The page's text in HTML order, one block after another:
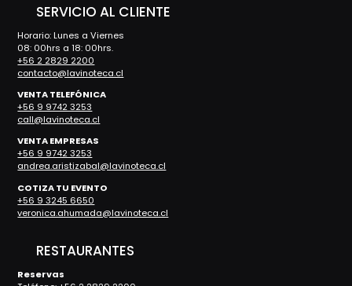
SERVICIO AL CLIENTE
Horario: Lunes a Viernes
08: 00hrs a 18: 00hrs.
+56 2 2829 2200
contacto@lavinoteca.cl
VENTA TELEFÓNICA
+56 9 9742 3253
call@lavinoteca.cl
VENTA EMPRESAS
+56 9 9742 3253
andrea.aristizabal@lavinoteca.cl
COTIZA TU EVENTO
+56 9 3245 6650
veronica.ahumada@lavinoteca.cl
RESTAURANTES
Reservas